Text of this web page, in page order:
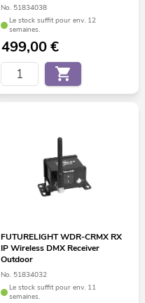
No. 51834038
Le stock suffit pour env. 12
semaines.
499,00€
FUTURELIGHT WDR-CRMX RX
IP Wireless DMX Receiver
Outdoor
No. 51834032
Le stock suffit pour env. 11
semaines.